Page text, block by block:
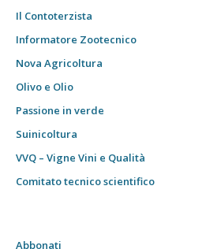
Il Contoterzista
Informatore Zootecnico
Nova Agricoltura
Olivo e Olio
Passione in verde
Suinicoltura
VVQ – Vigne Vini e Qualità
Comitato tecnico scientifico
Abbonati